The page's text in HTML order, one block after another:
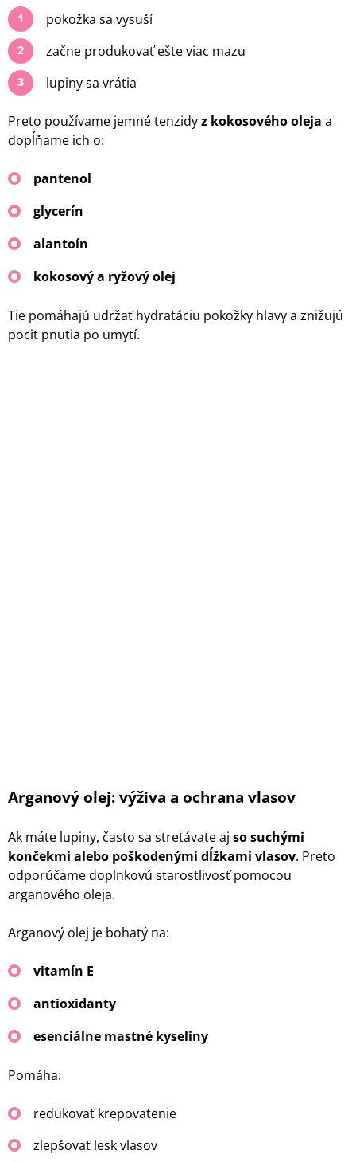
pokožka sa vysuší
začne produkovať ešte viac mazu
lupiny sa vrátia
Preto používame jemné tenzidyz kokosového oleja a
dopĺňame ich o:
pantenol
glycerín
alantoín
kokosový a ryžový olej
Tie pomáhajú udržať hydratáciu pokožky hlavy a znižujú
pocit pnutia po umytí.
Arganový olej: výživa a ochrana vlasov
Ak máte lupiny, často sa stretávate aj so suchými
končekmi alebo poškodenými dĺžkami vlasov. Preto
odporúčame doplnkovú starostlivosť pomocou
arganového oleja.
Arganový olej je bohatý na:
vitamín E
antioxidanty
esenciálne mastné kyseliny
Pomáha:
redukovať krepovatenie
zlepšovať lesk vlasov